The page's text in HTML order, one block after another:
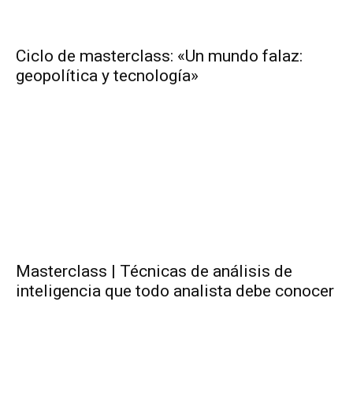
Ciclo de masterclass: «Un mundo falaz:
geopolítica y tecnología»
Masterclass | Técnicas de análisis de
inteligencia que todo analista debe conocer